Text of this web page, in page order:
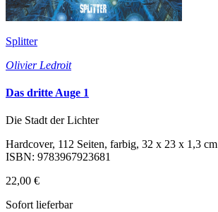
Splitter
Olivier Ledroit
Das dritte Auge 1
Die Stadt der Lichter
Hardcover, 112 Seiten, farbig, 32 x 23 x 1,3 cm
ISBN: 9783967923681
22,00 €
Sofort lieferbar